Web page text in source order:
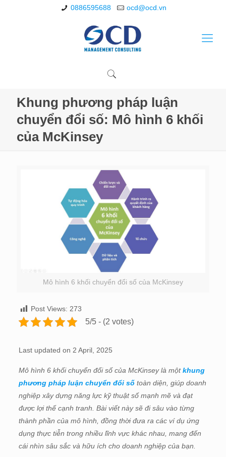
0886595688 ocd@ocd.vn
Khung phương pháp luận
chuyển đổi số: Mô hình 6 khối
của McKinsey
Mô hình 6 khối chuyển đổi số của McKinsey
Post Views: 273
5/5 - (2 votes)
Last updated on 2 April, 2025
Mô hình 6 khối chuyển đổi số của McKinsey là mộtkhung
phương pháp luận chuyển đổi sốtoàn diện, giúp doanh
nghiệp xây dựng năng lực kỹ thuật số mạnh mẽ và đạt
được lợi thế cạnh tranh. Bài viết này sẽ đi sâu vào từng
thành phần của mô hình, đồng thời đưa ra các ví dụ ứng
dụng thực tiễn trong nhiều lĩnh vực khác nhau, mang đến
cái nhìn sâu sắc và hữu ích cho doanh nghiệp của bạn.